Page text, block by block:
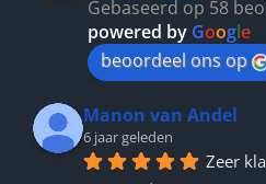
Gebaseerd op 58
powered by Google
beoordeel ons op
Manon van Andel
6 jaar geleden
Zeer